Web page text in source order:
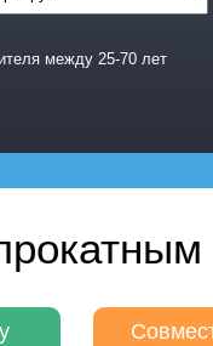
между 25-70 лет